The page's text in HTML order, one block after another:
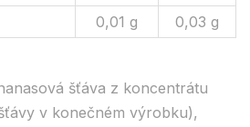
0,01 g 0,03 g
šťáva z koncentrátu
v konečném výrobku),